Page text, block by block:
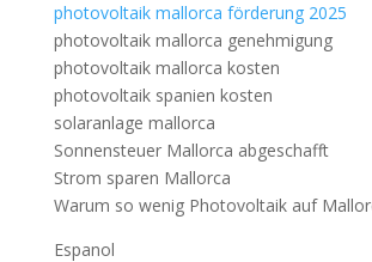
photovoltaik mallorca förderung 2025
photovoltaik mallorca genehmigung
photovoltaik mallorca kosten
photovoltaik spanien kosten
solaranlage mallorca
Sonnensteuer Mallorca abgeschafft
Strom sparen Mallorca
Warum so wenig Photovoltaik auf
Espanol